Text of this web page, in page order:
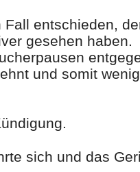
Fall entschieden,
gesehen haben.
und somit
sich und das